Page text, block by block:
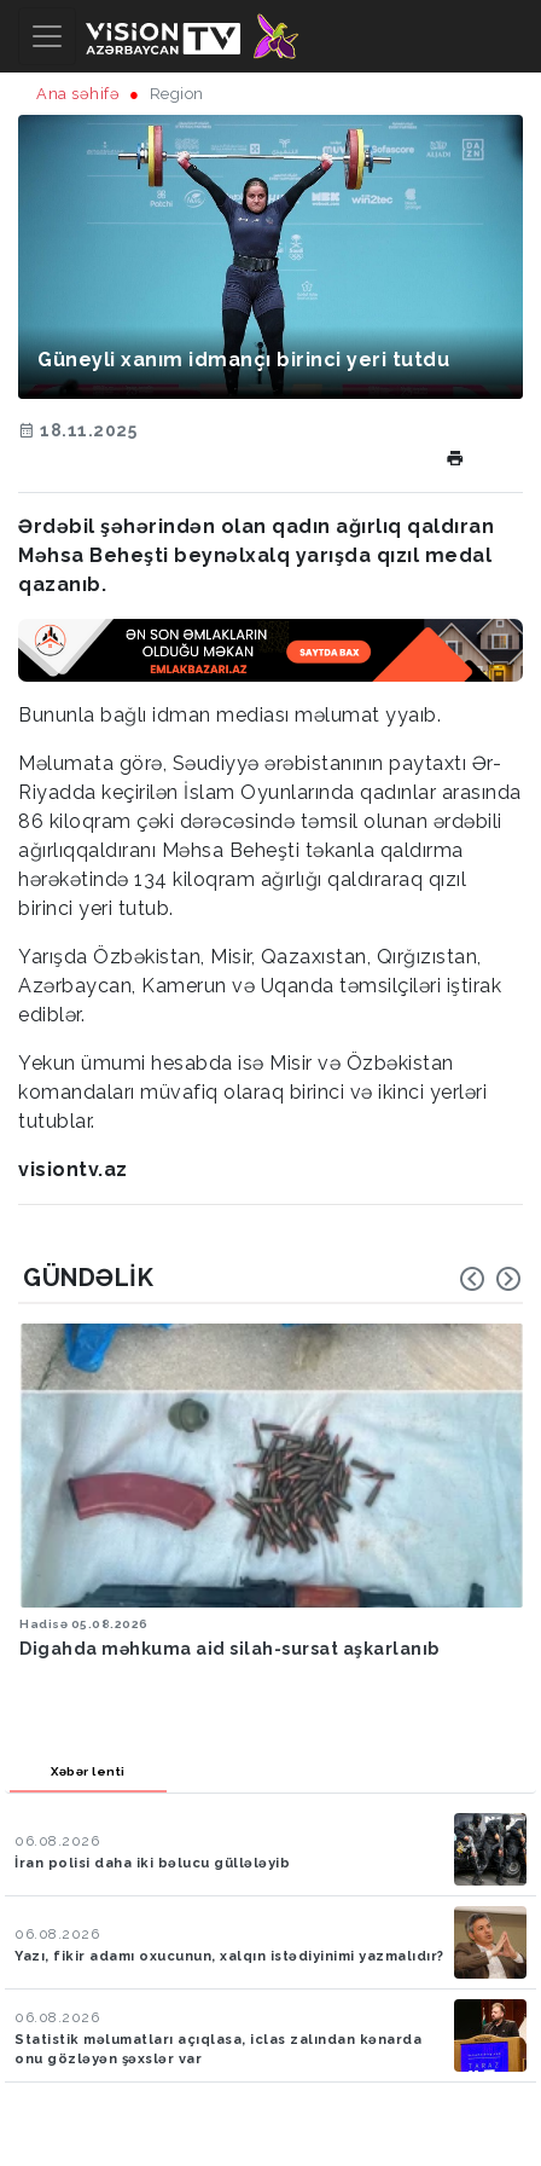
Ana səhifə Region
Güneyli xanım idmançı birinci yeri tutdu
18.11.2025
Ərdəbil şəhərindən olan qadın ağırlıq qaldıran
Məhsa Beheşti beynəlxalq yarışda qızıl medal
qazanıb.
Bununla bağlı idman mediası məlumat yyaıb.
Məlumata görə, Səudiyyə ərəbistanının paytaxtı Ər-
Riyadda keçirilən İslam Oyunlarında qadınlar arasında
86 kiloqram çəki dərəcəsində təmsil olunan ərdəbili
ağırlıqqaldıranı Məhsa Beheşti təkanla qaldırma
hərəkətində 134 kiloqram ağırlığı qaldıraraq qızıl
birinci yeri tutub.
Yarışda Özbəkistan, Misir, Qazaxıstan, Qırğızıstan,
Azərbaycan, Kamerun və Uqanda təmsilçiləri iştirak
ediblər.
Yekun ümumi hesabda isə Misir və Özbəkistan
komandaları müvafiq olaraq birinci və ikinci yerləri
tutublar.
visiontv.az
GÜNDƏLIK
Hava 05.08.2026
Bakıya yağış yağacaq
Xəbər lenti
06.08.2026
İran polisi daha iki bəlucu güllələyib
06.08.2026
Yazı, fikir adamı oxucunun, xalqın istədiyinimi yazmalıdır?
06.08.2026
Statistik məlumatları açıqlasa, iclas zalından kənarda
onu gözləyən şəxslər var